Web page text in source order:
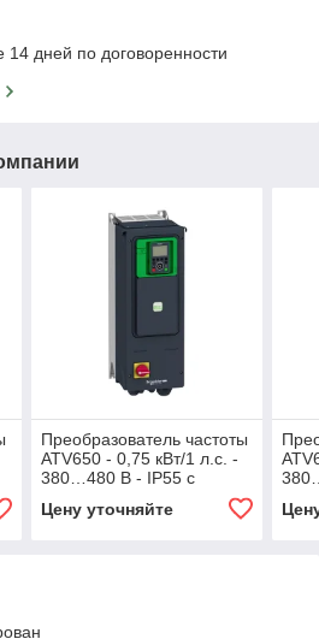
14 дней по договоренности
Преобразователь частоты
ATV650 - 0,75 кВт/1 л.с. -
380…480 В - IP55 с
Цену уточняйте